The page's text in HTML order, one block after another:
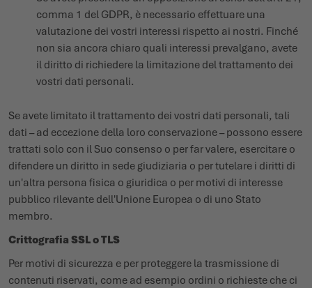
comma 1 del GDPR, è necessario effettuare una
valutazione dei vostri interessi rispetto ai nostri. Finché
non sia ancora chiaro quali interessi prevalgano, avete
il diritto di richiedere la limitazione del trattamento dei
vostri dati personali.
Se avete limitato il trattamento dei vostri dati personali, tali
dati – ad eccezione della loro conservazione – possono essere
trattati solo con il Suo consenso o per far valere, esercitare o
difendere un diritto in sede giudiziaria o per tutelare i diritti di
un'altra persona fisica o giuridica o per motivi di interesse
pubblico rilevante dell'Unione Europea o di uno Stato
membro.
Crittografia SSL o TLS
Per motivi di sicurezza e per proteggere la trasmissione di
contenuti riservati, come ad esempio ordini o richieste che ci